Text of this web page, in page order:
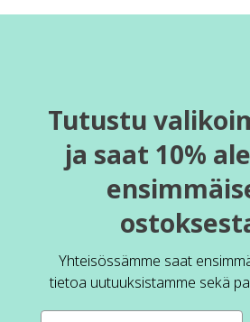
Tutustu
ja saat 10%
Yhteisössämme saat
tietoa uutuuksistamme sekä